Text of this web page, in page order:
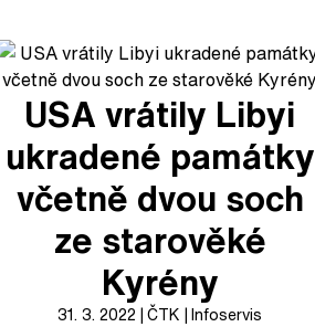
USA vrátily Libyi
ukradené památky
včetně dvou soch
ze starověké
Kyrény
31. 3. 2022 ČTK Infoservis